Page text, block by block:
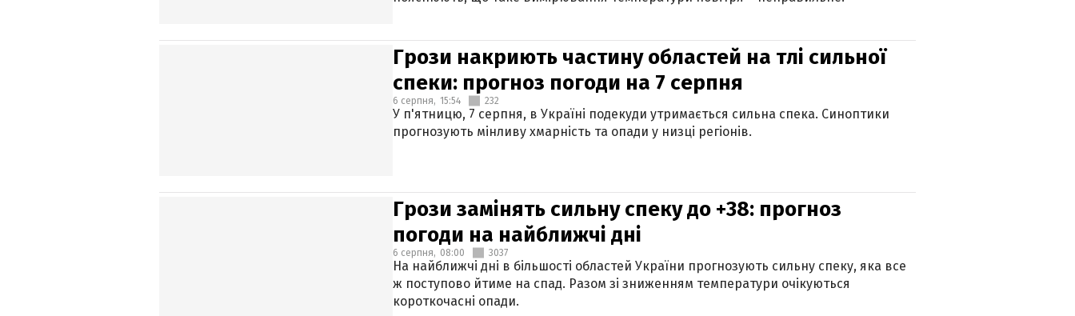
Грози накриють частину областей на тлі сильної
спеки: прогноз погоди на 7 серпня
6 серпня, 15:54 232
У п'ятницю, 7 серпня, в Україні подекуди утримається сильна спека. Синоптики
прогнозують мінливу хмарність та опади у низці регіонів.
Грози замінять сильну спеку до +38: прогноз
погоди на найближчі дні
6 серпня, 08:00 3037
На найближчі дні в більшості областей України прогнозують сильну спеку, яка все
ж поступово йтиме на спад. Разом зі зниженням температури очікуються
короткочасні опади.